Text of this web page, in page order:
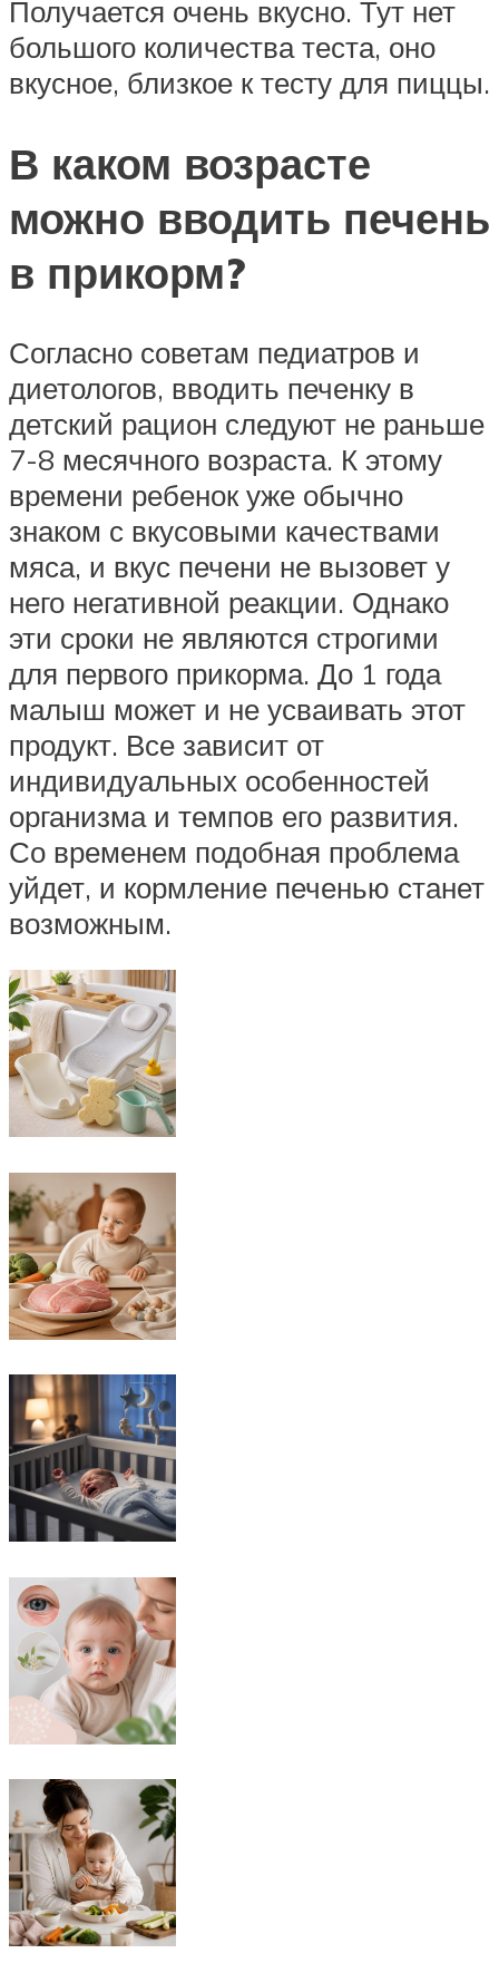
Получается очень вкусно. Тут нет
большого количества теста, оно
вкусное, близкое к тесту для пиццы.
В каком возрасте
можно вводить печень
в прикорм?
Согласно советам педиатров и
диетологов, вводить печенку в
детский рацион следуют не раньше
7-8 месячного возраста. К этому
времени ребенок уже обычно
знаком с вкусовыми качествами
мяса, и вкус печени не вызовет у
него негативной реакции. Однако
эти сроки не являются строгими
для первого прикорма. До 1 года
малыш может и не усваивать этот
продукт. Все зависит от
индивидуальных особенностей
организма и темпов его развития.
Со временем подобная проблема
уйдет, и кормление печенью станет
возможным.